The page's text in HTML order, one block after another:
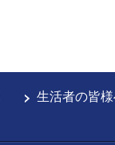
生活者の皆